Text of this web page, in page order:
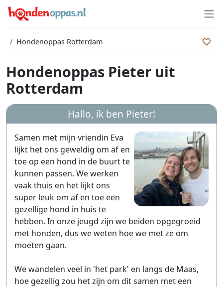
Hondenoppas Rotterdam
Hondenoppas Pieter uit
Rotterdam
Hallo, ik ben Pieter!
Samen met mijn vriendin Eva
lijkt het ons geweldig om af en
toe op een hond in de buurt te
kunnen passen. We werken
vaak thuis en het lijkt ons
super leuk om af en toe een
gezellige hond in huis te
hebben. In onze jeugd zijn we beiden opgegroeid
met honden, dus we weten hoe we met ze om
moeten gaan.
We wandelen veel in 'het park' en langs de Maas,
hoe gezellig zou het zijn om dit samen met een